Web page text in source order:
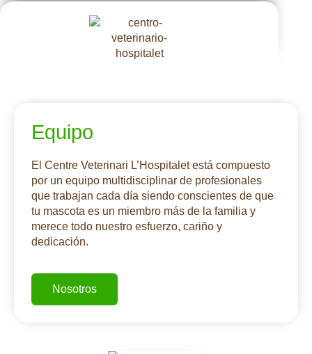
Equipo
El Centre Veterinari L’Hospitalet está compuesto
por un equipo multidisciplinar de profesionales
que trabajan cada día siendo conscientes de que
tu mascota es un miembro más de la familia y
merece todo nuestro esfuerzo, cariño y
dedicación.
Nosotros